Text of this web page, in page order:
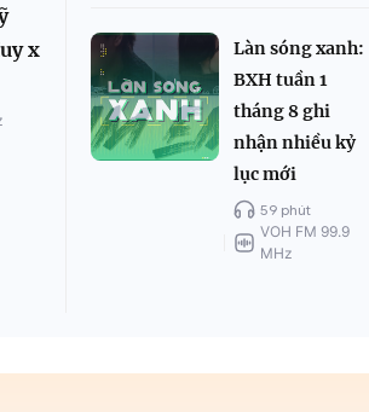
x
Làn sóng xanh:
BXH tuần 1
tháng 8 ghi
nhận nhiều kỷ
lục mới
59 phút
VOH FM 99.9
MHz